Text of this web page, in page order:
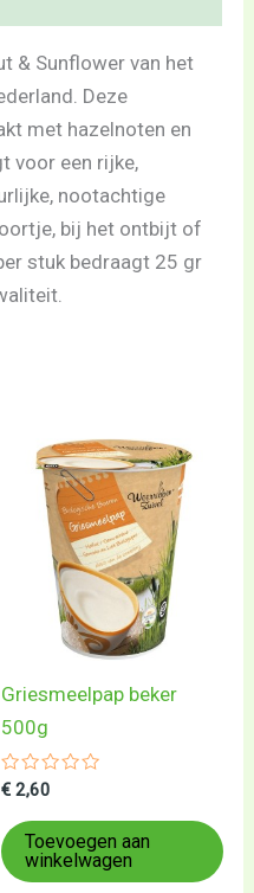
& Sunflower van het
Deze
met hazelnoten en
voor een rijke,
nootachtige
bij het ontbijt of
stuk bedraagt 25 gr
Griesmeelpap beker
500g
Gewaardeerd
uit
5
€ 2,60
Toevoegen aan
winkelwagen